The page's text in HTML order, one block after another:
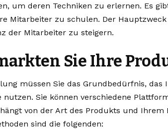
um deren Techniken zu erlernen. Es
Mitarbeiter zu schulen. Der
der Mitarbeiter zu steigern.
Sie Ihre
müssen Sie das Grundbedürfnis,
nutzen. Sie können verschiedene
von der Art des Produkts und Ihrem
sind die folgenden: